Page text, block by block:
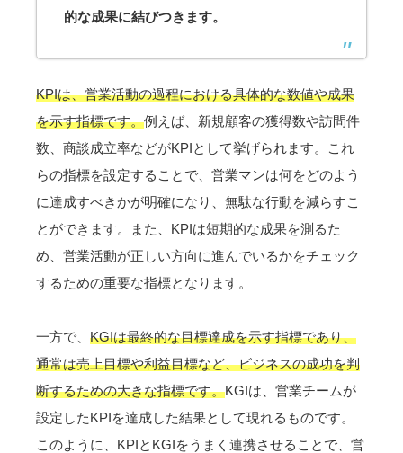
的な成果に結びつきます。
KPIは、営業活動の過程における具体的な数値や成果
を示す指標です。例えば、新規顧客の獲得数や訪問件
数、商談成立率などがKPIとして挙げられます。これ
らの指標を設定することで、営業マンは何をどのよう
に達成すべきかが明確になり、無駄な行動を減らすこ
とができます。また、KPIは短期的な成果を測るた
め、営業活動が正しい方向に進んでいるかをチェック
するための重要な指標となります。
一方で、 KGIは最終的な目標達成を示す指標であり、
通常は売上目標や利益目標など、ビジネスの成功を判
断するための大きな指標です。KGIは、営業チームが
設定したKPIを達成した結果として現れるものです。
このように、KPIとKGIをうまく連携させることで、営